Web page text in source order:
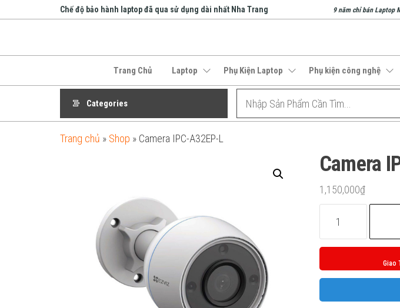
content
Chế độ bảo hành laptop đã qua sử dụng dài nhất Nha Trang 9 năm chỉ bán Laptop
ComputerTrang Chủ Laptop Phụ Kiện Laptop Phụ kiện công nghệ
Categories
Trang chủ » Shop » Camera IPC-A32EP-L
Camera
1,150,000₫
A32EP-
quantity
Giao